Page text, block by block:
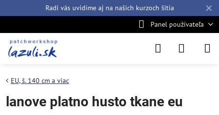
✕
Radi vás uvidíme aj na našich kurzoch šitia
Panel používateľa
EU, š. 140 cm a viac
lanove platno husto tkane eu